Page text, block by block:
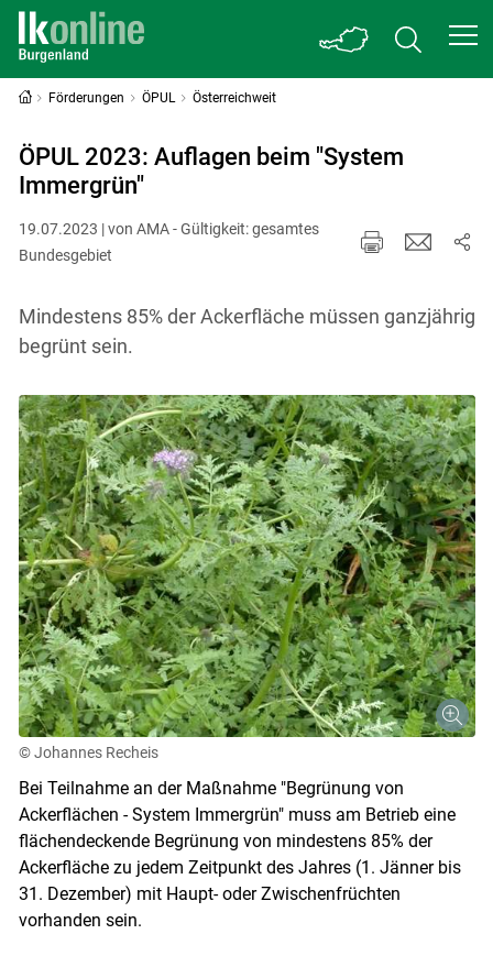
Förderungen ÖPUL Österreichweit
ÖPUL 2023: Auflagen beim "System
Immergrün"
19.07.2023 | von AMA - Gültigkeit: gesamtes
Bundesgebiet
Mindestens 85% der Ackerfläche müssen ganzjährig
begrünt sein.
© Johannes Recheis
Bei Teilnahme an der Maßnahme "Begrünung von
Ackerflächen - System Immergrün" muss am Betrieb eine
flächendeckende Begrünung von mindestens 85% der
Ackerfläche zu jedem Zeitpunkt des Jahres (1. Jänner bis
31. Dezember) mit Haupt- oder Zwischenfrüchten
vorhanden sein.